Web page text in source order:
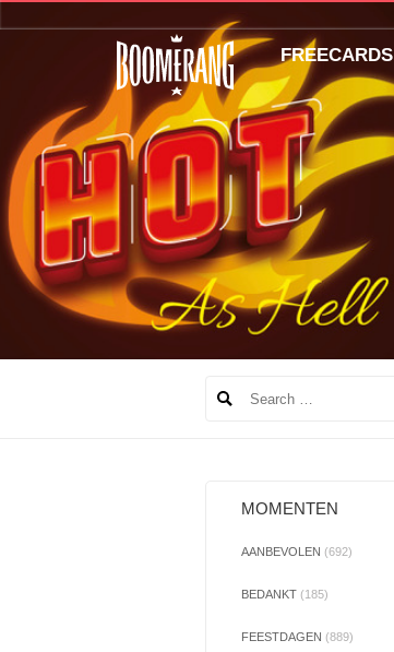
MOMENTEN
AANBEVOLEN (692)
BEDANKT (185)
FEESTDAGEN (889)
FREECARDS